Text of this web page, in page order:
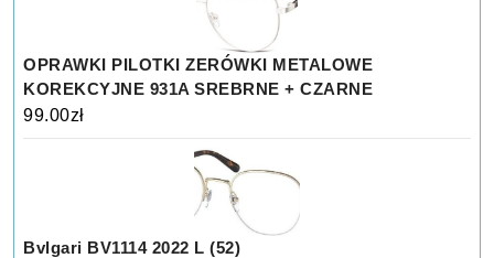
OPRAWKI PILOTKI ZERÓWKI METALOWE
KOREKCYJNE 931A SREBRNE + CZARNE
99.00zł
Bvlgari BV1114 2022 L (52)